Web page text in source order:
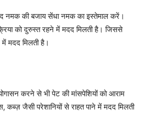
नमक की बजाय सेंधा नमक का इस्तेमाल करें।
को दुरुस्त रहने में मदद मिलती है। जिससे
मदद मिलती है।
करने से भी पेट की मांसपेशियों को आराम
जैसी परेशानियों से राहत पाने में मदद मिलती